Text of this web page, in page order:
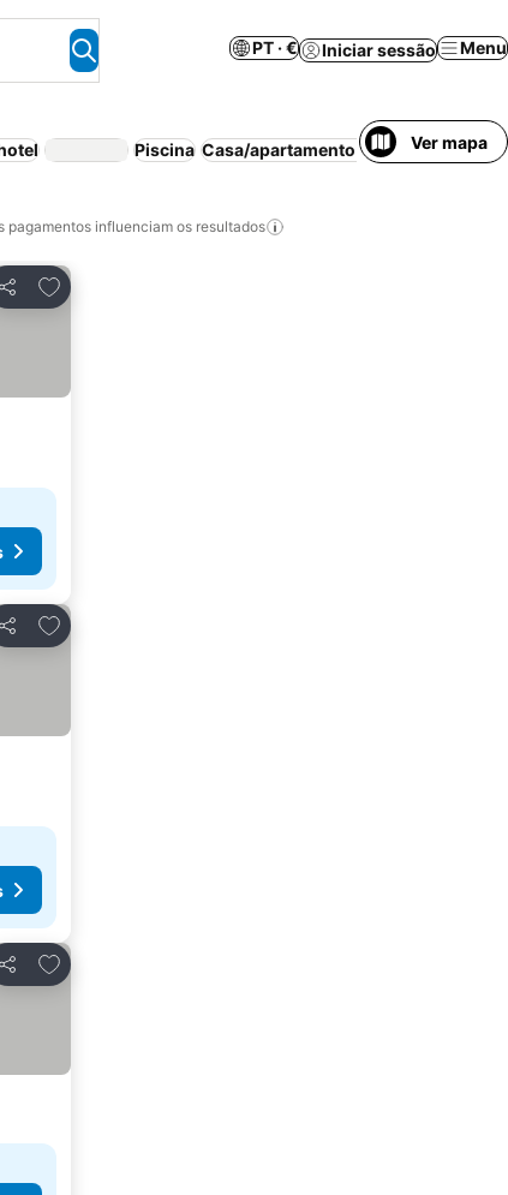
PT · € Iniciar sessão Menu
Piscina Casa/apartamento inteiro Quarto
Ver mapa
pagamentos influenciam os resultados
Partilhar
Adicionar aos favoritos
Partilhar
Adicionar aos favoritos
Partilhar
Adicionar aos favoritos